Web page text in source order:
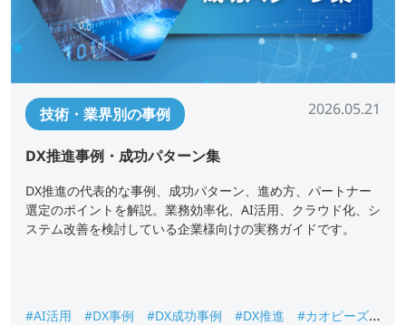
技術・業界別の事例 2026.05.21
DX推進事例・成功パターン集
DX推進の代表的な事例、成功パターン、進め方、パートナー
選定のポイントを解説。業務効率化、AI活用、クラウド化、シ
ステム改善を検討している企業様向けの実務ガイドです。
#AI活用 #DX事例 #DX成功事例 #DX推進
#カオピーズ